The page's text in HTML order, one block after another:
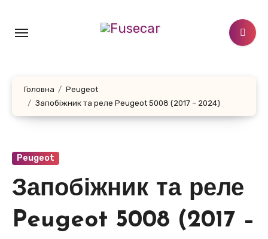
контенту
Головна
Peugeot
Запобіжник та реле Peugeot 5008 (2017 – 2024)
Peugeot
Запобіжник та реле
Peugeot 5008 (2017 –